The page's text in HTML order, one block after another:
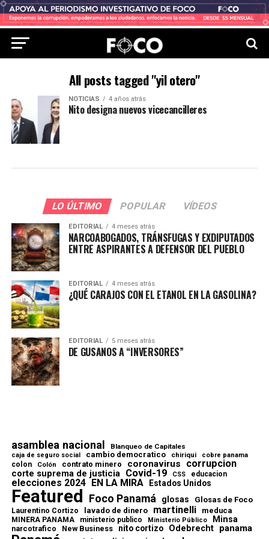
All posts tagged "yil otero"
NOTICIAS 4 años atrás
Nito designa nuevos vicecancilleres
LO ÚLTIMO POPULAR VÍDEOS
EDITORIAL 4 meses atrás
NARCOABOGADOS, TRÁNSFUGAS Y EXDIPUTADOS
ENTRE ASPIRANTES A DEFENSOR DEL PUEBLO
EDITORIAL 4 meses atrás
¿QUÉ CARAJOS CON EL ETANOL EN LA GASOLINA?
EDITORIAL 5 meses atrás
DE GUSANOS A “INVERSORES”
asamblea nacional Blanqueo de Capitales
caja de seguro social cambio democratico chiriqui cobre panama
colon Colón contrato minero coronavirus corrupcion
corte suprema de justicia Covid-19 CSS educacion
elecciones 2024 EN LA MIRA Estados Unidos
Featured Foco Panamá glosas Glosas de Foco
Laurentino Cortizo lavado de dinero martinelli meduca
MINERA PANAMA ministerio publico Ministerio Público Minsa
narcotrafico New Business nito cortizo Odebrecht panama